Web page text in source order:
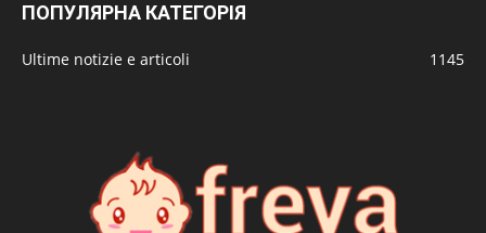
ПОПУЛЯРНА КАТЕГОРІЯ
Ultime notizie e articoli 1145